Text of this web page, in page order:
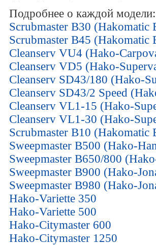
Подробнее о каждой модели:
Scrubmaster B30 (Hakomatic
Scrubmaster B45 (Hakomatic
Cleanserv VU4 (Hako-
Cleanserv VD5 (Hako-
Cleanserv SD43/180 (Hako-
Cleanserv SD43/2 Speed
Cleanserv VL1-15 (Hako-
Cleanserv VL1-30 (Hako-
Scrubmaster B10 (Hakomatic
Sweepmaster B500 (Hako-
Sweepmaster B650/800
Sweepmaster B900 (Hako-
Sweepmaster B980 (Hako-
Hako-Variette 350
Hako-Variette 500
Hako-Citymaster 600
Hako-Citymaster 1250